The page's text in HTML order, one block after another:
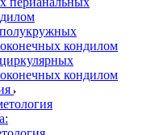
кондилом
кондилом